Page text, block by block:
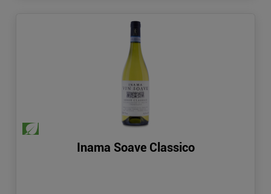
Inama Soave Classico